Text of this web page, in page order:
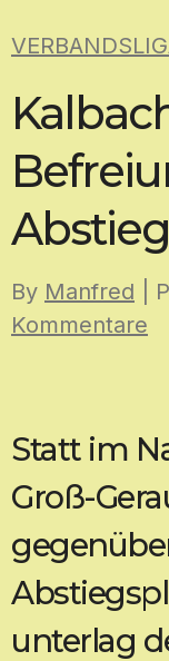
to
By Manfred |
Kommentare
Statt im
Groß-
unterlag